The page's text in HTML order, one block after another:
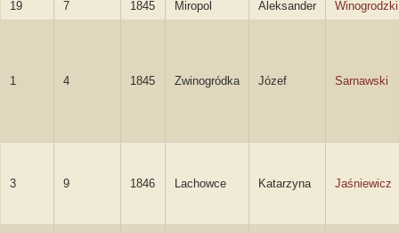
19 7 1845 Miropol Aleksander Winogrodzki
1 4 1845 Zwinogródka Józef Sarnawski
3 9 1846 Lachowce Katarzyna Jaśniewicz